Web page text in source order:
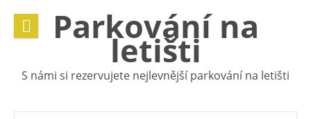
obsah
Parkování na
letišti
S námi si rezervujete nejlevnější parkování na letišti